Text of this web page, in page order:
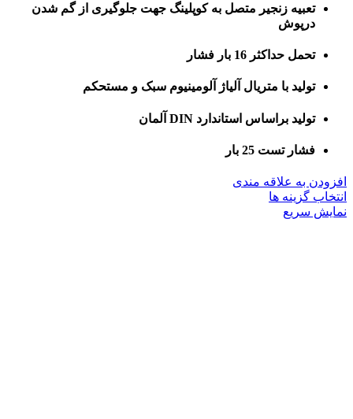
صفحه
شوند
تعبیه زنجیر متصل به کوپلینگ جهت جلوگیری از گم شدن
درپوش
تحمل حداکثر 16 بار فشار
تولید با متریال آلیاژ آلومینیوم سبک و مستحکم
تولید براساس استاندارد DIN آلمان
فشار تست 25 بار
افزودن به علاقه مندی
انتخاب گزینه ها
نمایش سریع